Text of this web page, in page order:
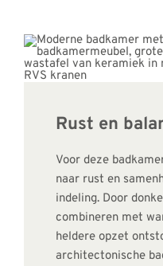
Rust en
Voor deze
naar rust en
indeling. Door
combineren met
heldere opzet
architectonische